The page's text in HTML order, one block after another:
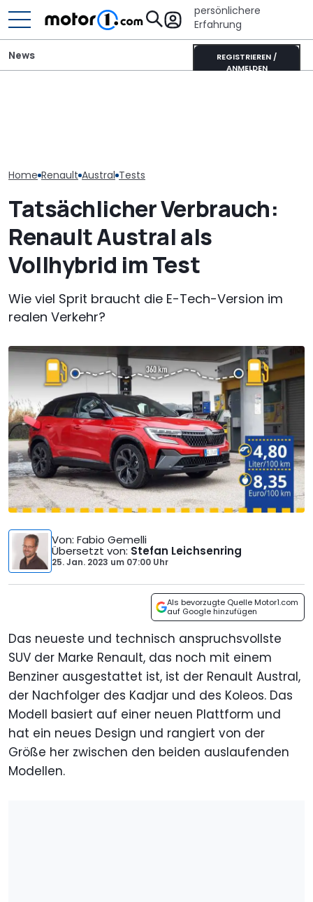
persönlichere
Erfahrung
REGISTRIEREN /
ANMELDEN
News
Home Renault Austral Tests
Tatsächlicher Verbrauch:
Renault Austral als
Vollhybrid im Test
Wie viel Sprit braucht die E-Tech-Version im
realen Verkehr?
Von: Fabio Gemelli
Übersetzt von: Stefan Leichsenring
25. Jan. 2023 um 07:00 Uhr
Als bevorzugte Quelle Motor1.com
auf Google hinzufügen
Das neueste und technisch anspruchsvollste
SUV der Marke Renault, das noch mit einem
Benziner ausgestattet ist, ist der Renault Austral,
der Nachfolger des Kadjar und des Koleos. Das
Modell basiert auf einer neuen Plattform und
hat ein neues Design und rangiert von der
Größe her zwischen den beiden auslaufenden
Modellen.